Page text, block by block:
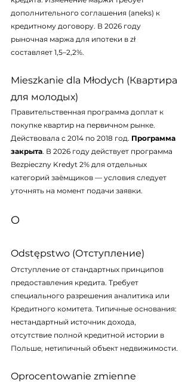
дополнительного соглашения (aneks) к
кредитному договору. В 2026 году
рыночная маржа для ипотеки в zł
составляет 1,5–2,2%.
Mieszkanie dla Młodych (Квартира
для молодых)
Правительственная программа доплат к
покупке квартир на первичном рынке.
Действовала с 2014 по 2018 год. Программа
закрыта. В 2026 году действует программа
Bezpieczny Kredyt 2% для отдельных
категорий заёмщиков — условия следует
уточнять на момент подачи заявки.
O
Odstępstwo (Отступление)
Отступление от стандартных принципов
предоставления кредита. Требует
специального разрешения аналитика или
Кредитного комитета. Типичные основания:
нестандартный источник дохода,
отсутствие полной кредитной истории в
Польше, нетипичный объект недвижимости.
Oprocentowanie zmienne